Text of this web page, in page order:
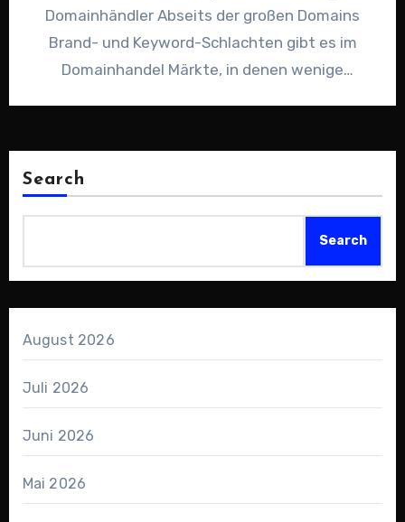
Domainhändler Abseits der großen Domains
Brand- und Keyword-Schlachten gibt es im
Domainhandel Märkte, in denen wenige
Search
Search
August 2026
Juli 2026
Juni 2026
Mai 2026